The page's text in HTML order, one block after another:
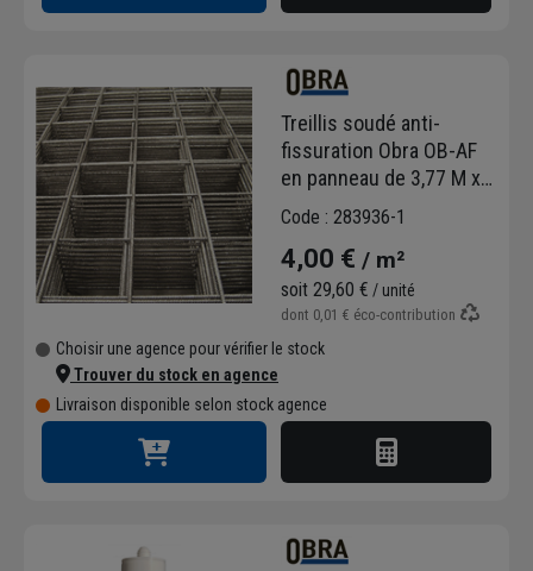
Treillis soudé anti-
fissuration Obra OB-AF
en panneau de 3,77 M x
1,97 M - maille de 20 x 20
cm - fil de 4 MM
Code : 283936-1
4,00 € / m²
soit 29,60 € / unité
dont 0,01 € éco-contribution
Choisir une agence pour vérifier le stock
Trouver du stock en agence
Livraison disponible selon stock agence